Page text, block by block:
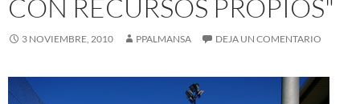
CON RECURSOS PROPIOS"
3 NOVIEMBRE, 2010 PPALMANSA DEJA UN COMENTARIO